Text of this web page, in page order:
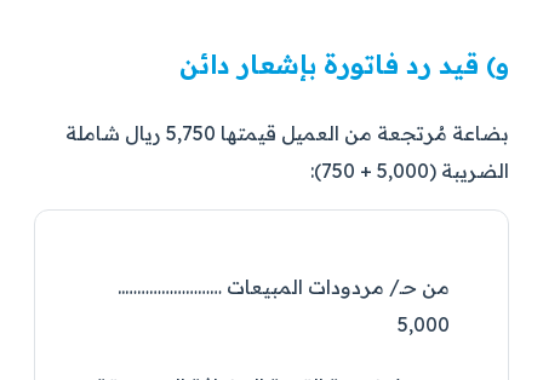
و) قيد رد فاتورة بإشعار دائن
بضاعة مُرتجعة من العميل قيمتها 5,750 ريال شاملة
الضريبة (5,000 + 750):
من حـ/ مردودات المبيعات ……………………..
5,000